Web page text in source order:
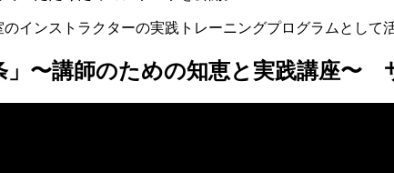
インストラクターの実践トレーニングプログラムとして
」〜講師のための知恵と実践講座〜